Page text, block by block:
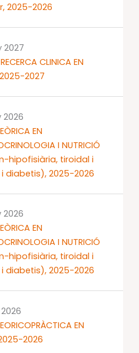
2025-2026
CLINICA EN
2025-2027
2027
EN
I NUTRICIÓ
hipofisiària, tiroidal i
diabetis), 2025-2026
2026
EN
I NUTRICIÓ
hipofisiària, tiroidal i
diabetis), 2025-2026
2026
EN
2025-2026